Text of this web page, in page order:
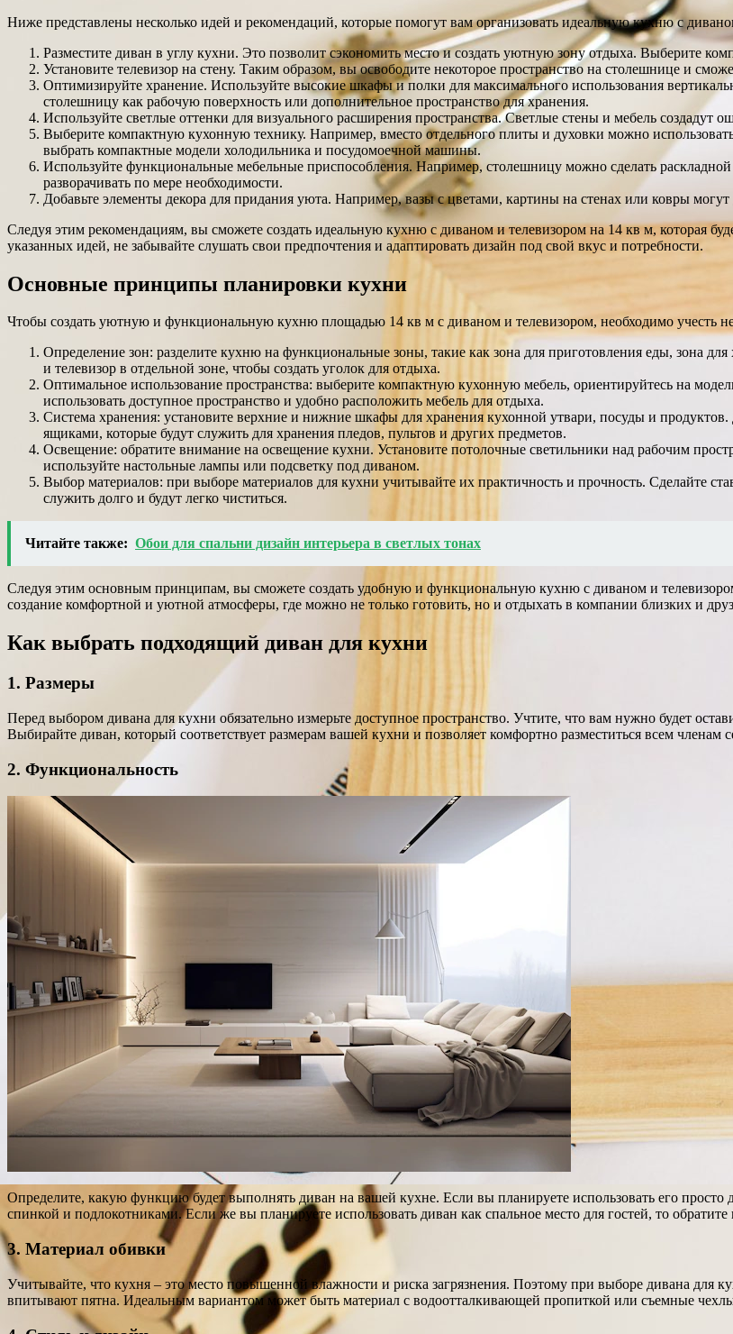
Ниже представлены несколько идей и рекомендаций, которые помогут вам организовать идеальную кухню с
Разместите диван в углу кухни. Это позволит сэкономить место и создать уютную зону отдыха. Выберите
Установите телевизор на стену. Таким образом, вы освободите некоторое пространство на столешнице и
Оптимизируйте хранение. Используйте высокие шкафы и полки для максимального использования
столешницу как рабочую поверхность или дополнительное пространство для хранения.
Используйте светлые оттенки для визуального расширения пространства. Светлые стены и мебель создадут
Выберите компактную кухонную технику. Например, вместо отдельного плиты и духовки можно
выбрать компактные модели холодильника и посудомоечной машины.
Используйте функциональные мебельные приспособления. Например, столешницу можно сделать
разворачивать по мере необходимости.
Добавьте элементы декора для придания уюта. Например, вазы с цветами, картины на стенах или ковры
Следуя этим рекомендациям, вы сможете создать идеальную кухню с диваном и телевизором на 14 кв м, которая
указанных идей, не забывайте слушать свои предпочтения и адаптировать дизайн под свой вкус и потребности.
Основные принципы планировки кухни
Чтобы создать уютную и функциональную кухню площадью 14 кв м с диваном и телевизором, необходимо учесть
Определение зон: разделите кухню на функциональные зоны, такие как зона для приготовления еды, зона
и телевизор в отдельной зоне, чтобы создать уголок для отдыха.
Оптимальное использование пространства: выберите компактную кухонную мебель, ориентируйтесь на
использовать доступное пространство и удобно расположить мебель для отдыха.
Система хранения: установите верхние и нижние шкафы для хранения кухонной утвари, посуды и
ящиками, которые будут служить для хранения пледов, пультов и других предметов.
Освещение: обратите внимание на освещение кухни. Установите потолочные светильники над рабочим
используйте настольные лампы или подсветку под диваном.
Выбор материалов: при выборе материалов для кухни учитывайте их практичность и прочность. Сделайте
служить долго и будут легко чиститься.
Читайте также: Обои для спальни дизайн интерьера в светлых тонах
Следуя этим основным принципам, вы сможете создать удобную и функциональную кухню с диваном и
создание комфортной и уютной атмосферы, где можно не только готовить, но и отдыхать в компании близких и
Как выбрать подходящий диван для кухни
1. Размеры
Перед выбором дивана для кухни обязательно измерьте доступное пространство. Учтите, что вам нужно будет
Выбирайте диван, который соответствует размерам вашей кухни и позволяет комфортно разместиться всем членам
2. Функциональность
Определите, какую функцию будет выполнять диван на вашей кухне. Если вы планируете использовать его
спинкой и подлокотниками. Если же вы планируете использовать диван как спальное место для гостей, то
3. Материал обивки
Учитывайте, что кухня – это место повышенной влажности и риска загрязнения. Поэтому при выборе дивана для
впитывают пятна. Идеальным вариантом может быть материал с водоотталкивающей пропиткой или съемные